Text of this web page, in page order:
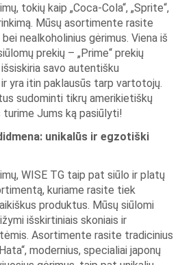
tokių kaip „Coca-Cola“, „Sprite“,
Mūsų asortimente rasite
nealkoholinius gėrimus. Viena iš
prekių – „Prime“ prekių
savo autentišku
yra itin paklausūs tarp vartotojų.
sudominti tikrų amerikietiškų
turime Jums ką pasiūlyti!
unikalūs ir egzotiški
WISE TG taip pat siūlo ir platų
kuriame rasite tiek
produktus. Mūsų siūlomi
išskirtiniais skoniais ir
Asortimente rasite tradicinius
modernius, specialiai japonų